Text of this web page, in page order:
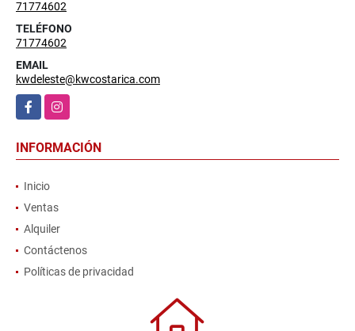
71774602
TELÉFONO
71774602
EMAIL
kwdeleste@kwcostarica.com
FacebookInstagram
INFORMACIÓN
Inicio
Ventas
Alquiler
Contáctenos
Políticas de privacidad